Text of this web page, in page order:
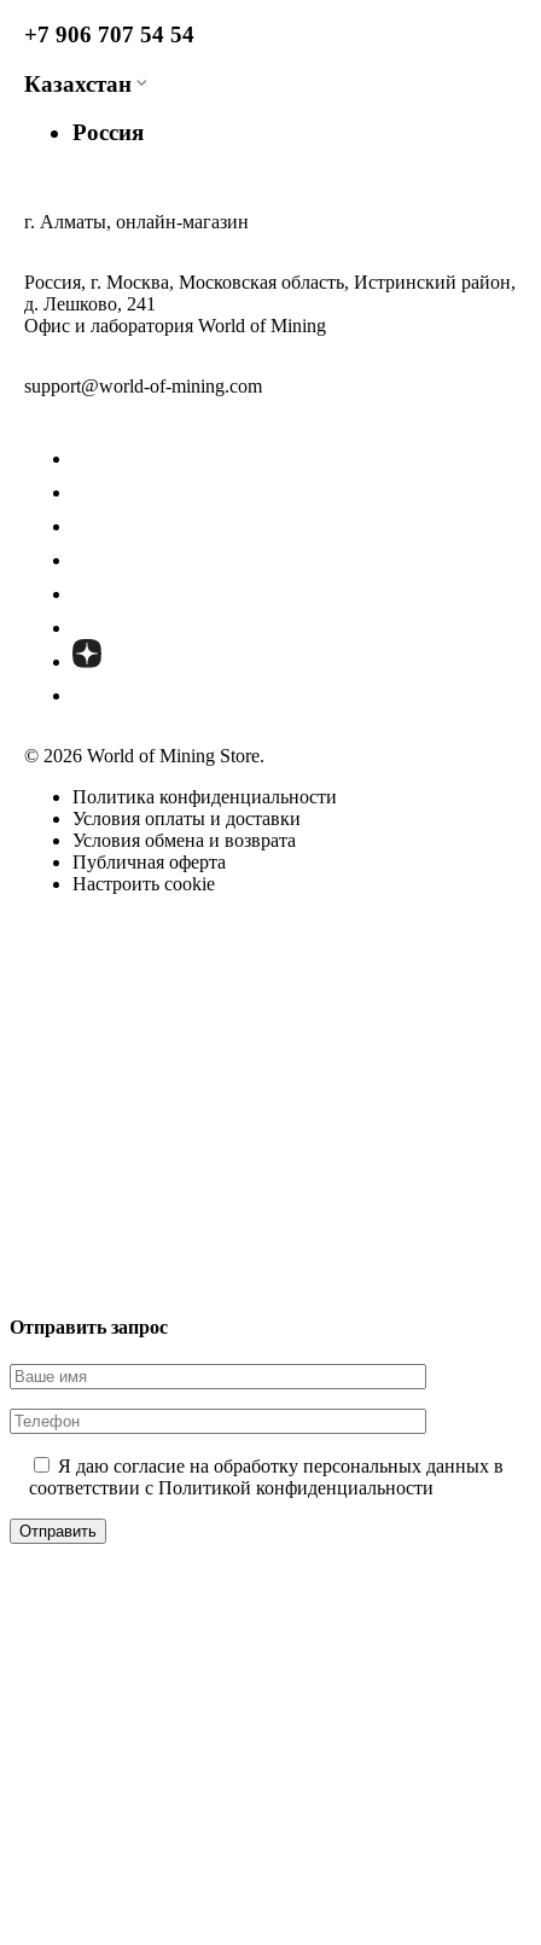
+7 906 707 54 54
Казахстан
Россия
г. Алматы, онлайн-магазин
Россия, г. Москва, Московская область, Истринский район,
д. Лешково, 241
Офис и лаборатория World of Mining
support@world-of-mining.com
© 2026 World of Mining Store.
Политика конфиденциальности
Условия оплаты и доставки
Условия обмена и возврата
Публичная оферта
Настроить cookie
Отправить запрос
Я даю согласие на обработку персональных данных в
соответствии с Политикой конфиденциальности